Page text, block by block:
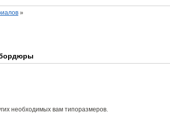
»
необходимых вам типоразмеров.